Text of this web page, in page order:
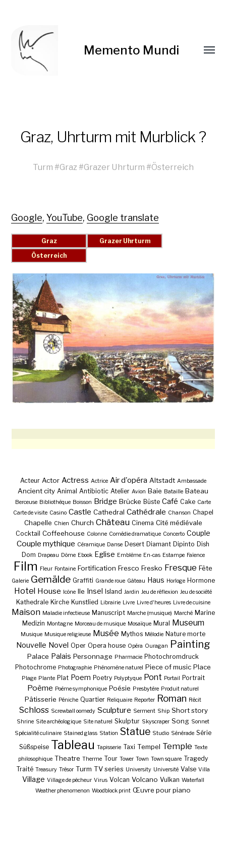
Memento Mundi
Graz, Uhrturm mit Murblick ?
Turm #Graz #Grazer Uhrturm #Österreich
Google,YouTube, Google translate
Acteur Actor Actress Actrice Air d'opéra Altstadt Ambassade
Ancient city Animal Antibiotic Atelier Avion Baie Bataille Bateau
Berceuse Bibliothèque Boisson Bridge Brücke Büste Café Cake Carte
Carte de visite Casino Castle Cathedral Cathédrale Chanson Chapel
Chapelle Chien Church Château Cinema Cité médiévale
Cocktail Coffeehouse Colonne Comédie dramatique Concerto Couple
Couple mythique Céramique Danse Desert Diamant Dipinto Dish
Dom Drapeau Dôme Ebook Eglise Emblème En-cas Estampe Faïence
Film Fleur Fontaine Fortification Fresco Fresko Fresque Fête
Galerie Gemälde Graffiti Grande roue Gâteau Haus Horloge Hormone
Hotel House Icône Ile Insel Island Jardin Jeu de réflexion Jeu de société
Kathedrale Kirche Kunstlied Librairie Livre Livre d'heures Livre de cuisine
Maison Maladie infectieuse Manuscript Marche (musique) Marché Marine
Medizin Montagne Morceau de musique Mosaïque Mural Museum
Musique Musique religieuse Musée Mythos Mélodie Nature morte
Nouvelle Novel Oper Opera house Opéra Ouragan Painting
Palace Palais Personnage Pharmacie Photochromdruck
Photochrome Photographie Phénomène naturel Piece of music Place
Plage Plante Plat Poem Poetry Polyptyque Pont Portail Portrait
Poème Poème symphonique Poésie Presbytère Produit naturel
Pâtisserie Péniche Quartier Reliquaire Reporter Roman Récit
Schloss Screwball oomedy Sculpture Serment Ship Short story
Shrine Site archéologique Site naturel Skulptur Skyscraper Song Sonnet
Spécialité culinaire Stained glass Station Statue Studio Sénérade Série
Süßspeise Tableau Tapisserie Taxi Tempel Temple Texte
philosophique Theatre Therme Tour Tower Town Town square Tragedy
Traité Treasury Trésor Turm TV series University Université Valse Villa
Village Village de pêcheur Virus Volcan Volcano Vulkan Waterfall
Weather phenomenon Woodblock print Œuvre pour piano